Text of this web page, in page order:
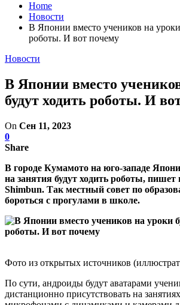
Home
Новости
В Японии вместо учеников на уроки
роботы. И вот почему
Новости
В Японии вместо
будут ходить роботы. И
On Сен 11, 2023
0
Share
В городе Кумамото на юго-западе
на занятия будут ходить роботы, пишет
Shimbun. Так местный совет по
бороться с прогулами в школе.
Фото из открытых источников
По сути, андроиды будут аватарами
дистанционно присутствовать на